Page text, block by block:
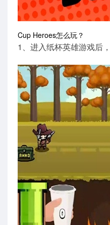
Cup Heroes怎么玩？
1、进入纸杯英雄游戏后